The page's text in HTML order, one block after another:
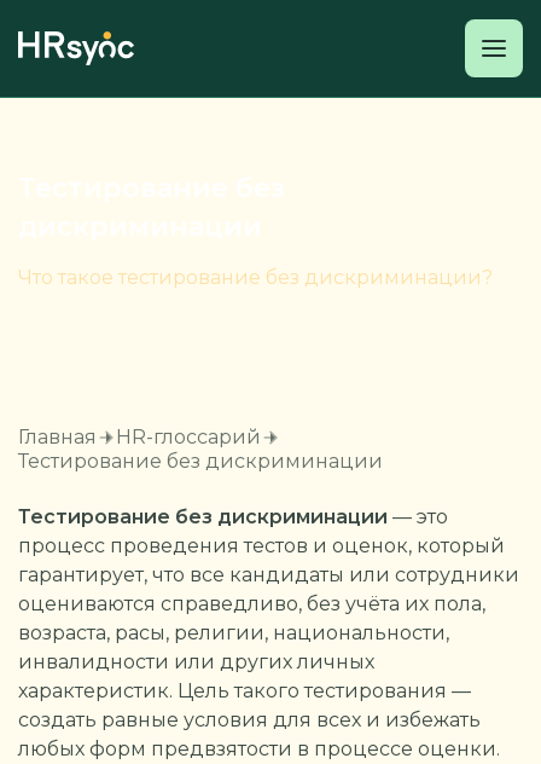
Что такое тестирование без дискриминации?
Главная
HR-глоссарий
Тестирование без дискриминации
Тестирование без дискриминации — это
процесс проведения тестов и оценок, который
гарантирует, что все кандидаты или сотрудники
оцениваются справедливо, без учёта их пола,
возраста, расы, религии, национальности,
инвалидности или других личных
характеристик. Цель такого тестирования —
создать равные условия для всех и избежать
любых форм предвзятости в процессе оценки.